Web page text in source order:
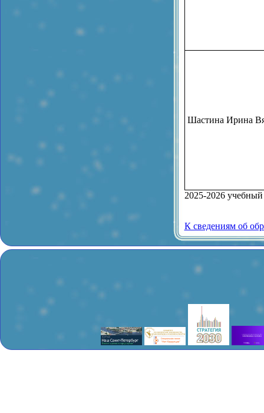
Шастина Ирина
2025-2026 учебный
К сведениям об